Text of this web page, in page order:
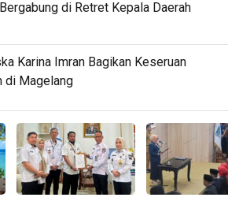
di Retret Kepala Daerah
Karina Imran Bagikan Keseruan
di Magelang